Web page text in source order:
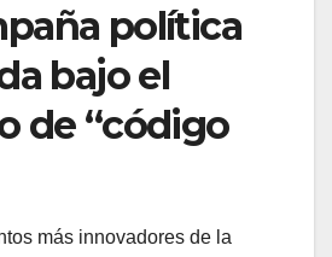
política
bajo el
de “código
más innovadores de la